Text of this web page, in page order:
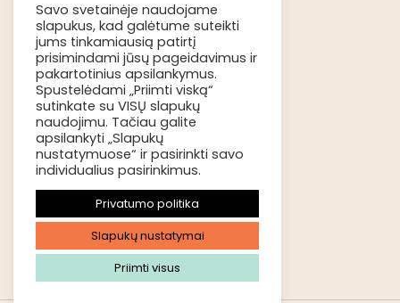
Atsakomybės ribojimas
Prekių pristatymas
Kokybė ir grąžinimas
Apmokėjimo būdai
KONTAKTAI
+370 663 86493
info@uogosinamus.eu
Savo svetainėje naudojame
slapukus, kad galėtume suteikti
jums tinkamiausią patirtį
prisimindami jūsų pageidavimus ir
pakartotinius apsilankymus.
Spustelėdami „Priimti viską“
sutinkate su VISŲ slapukų
naudojimu. Tačiau galite
apsilankyti „Slapukų
nustatymuose“ ir pasirinkti savo
individualius pasirinkimus.
Privatumo politika
Slapukų nustatymai
Priimti visus